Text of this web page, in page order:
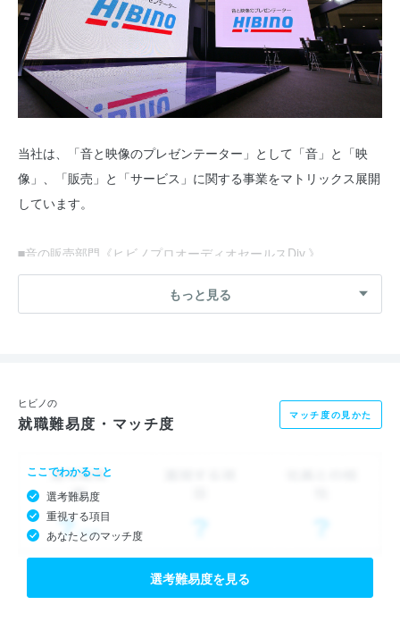
当社は、「音と映像のプレゼンテーター」として「音」と「映
像」、「販売」と「サービス」に関する事業をマトリックス展開
しています。
■音の販売部門《ヒビノプロオーディオセールスDiv.》
世界中のプロフェッショナルから高い評価と信頼を獲得している
プロ用音響機器を輸入し、ライブハウス、ホール、放送局等へ販
コンサート音響システムの企画立案、機材レンタル及びオペレー
ト、ライブ録音、トラックダウン、マスタリングをしています。
問わず多くのアーティストから信頼を得ています。
■映像のサービス部門《ヒビノビジュアルDiv.》
コンサート、イベント、展示会、コンベンション等で使用され
います。多様なニーズと演出イメージに応じて、映像システムを
設計しお客様の求めるイベントを実現しています。
もっと見る
ヒビノの
就職難易度・マッチ度 マッチ度の見かた
ここでわかること
選考難易度
重視する項目
あなたとのマッチ度
選考難易度を見る